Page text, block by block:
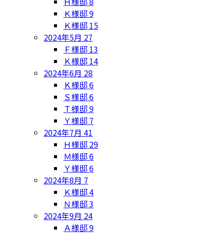
Ｋ様邸9
Ｋ様邸 15
2024年5月 27
Ｆ様邸 13
Ｋ様邸 14
2024年6月 28
Ｋ様邸6
Ｓ様邸6
Ｔ様邸9
Ｙ様邸 7
2024年7月 41
Ｈ様邸 29
Ｍ様邸6
Ｙ様邸6
2024年8月 7
Ｋ様邸4
Ｎ様邸3
2024年9月 24
Ａ様邸9